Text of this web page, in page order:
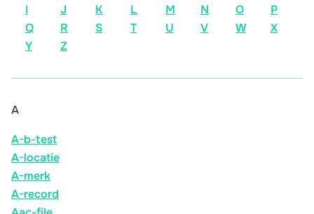
I
J K L M N O
P
Q
R S T U V W
X
Y
Z
A
A-b-test
A-locatie
A-merk
A-record